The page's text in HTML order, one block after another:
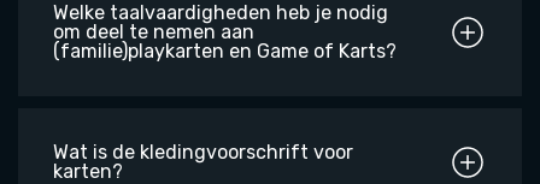
Welke taalvaardigheden heb je nodig
om deel te nemen aan
(familie)playkarten en Game of Karts?
Wat is de kledingvoorschrift voor
karten?